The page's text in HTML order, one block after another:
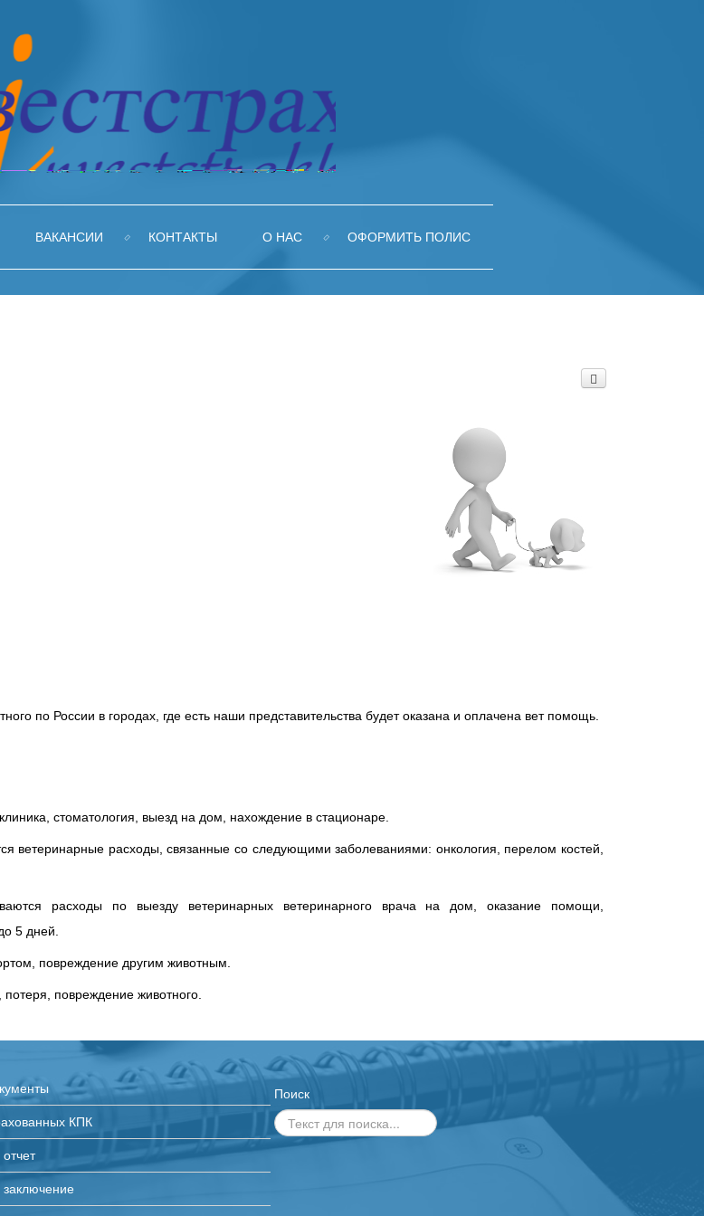
ВАКАНСИИ КОНТАКТЫ О НАС ОФОРМИТЬ ПОЛИС
по России в городах, где есть наши представительства будет оказана и оплачена вет помощь.
стоматология, выезд на дом, нахождение в стационаре.
ветеринарные расходы, связанные со следующими заболеваниями: онкология, перелом костей,
расходы по выезду ветеринарных ветеринарного врача на дом, оказание помощи,
5 дней.
повреждение другим животным.
повреждение животного.
КПК
заключение
Поиск